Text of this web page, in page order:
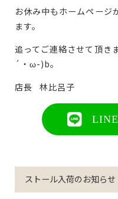
お休み中もホームページ
ます。
追ってご連絡させて頂き
´・ω-)b。
店長 林比呂子
ストール入荷のお知らせ